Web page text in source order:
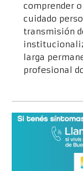
comprender
cuidado
transmisión
larga
profesional